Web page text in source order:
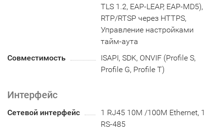
TLS 1.2, EAP-LEAP, EAP-MD5),
RTP/RTSP через HTTPS,
Управление настройками
тайм-аута
Совместимость
ISAPI, SDK, ONVIF (Profile S,
Profile G, Profile T)
Интерфейс
Сетевой интерфейс
1 RJ45 10M /100M Ethernet, 1
RS-485